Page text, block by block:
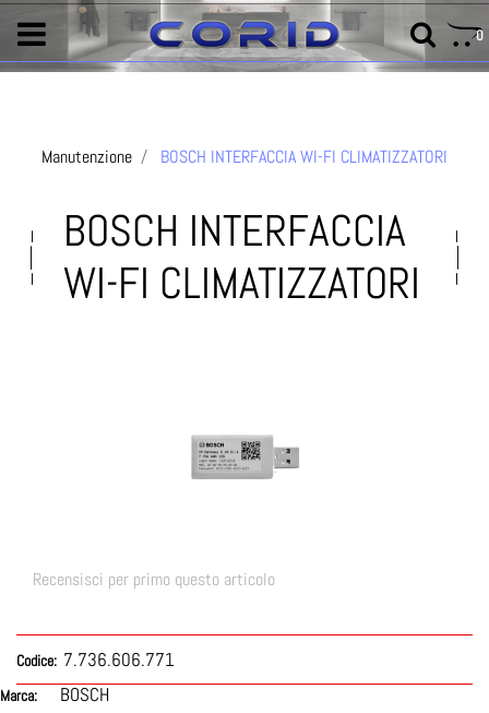
0
Manutenzione BOSCH INTERFACCIA WI-FI CLIMATIZZATORI
BOSCH INTERFACCIA
WI-FI CLIMATIZZATORI
Recensisci per primo questo articolo
Codice: 7.736.606.771
Marca: BOSCH